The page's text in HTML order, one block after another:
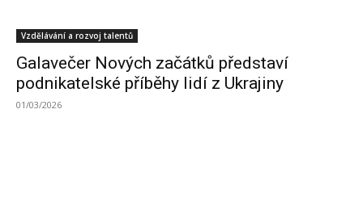
Vzdělávání a rozvoj talentů
Galavečer Nových začátků představí
podnikatelské příběhy lidí z Ukrajiny
01/03/2026